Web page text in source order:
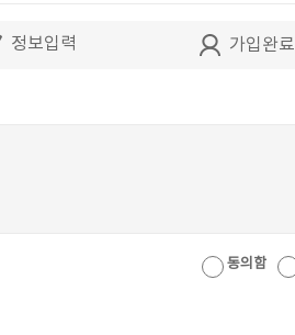
정보입력 가입완료
동의함